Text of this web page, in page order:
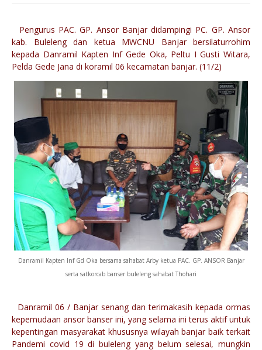
Pengurus PAC. GP. Ansor Banjar didampingi PC. GP. Ansor
kab. Buleleng dan ketua MWCNU Banjar bersilaturrohim
kepada Danramil Kapten Inf Gede Oka, Peltu I Gusti Witara,
Pelda Gede Jana di koramil 06 kecamatan banjar. (11/2)
Danramil Kapten Inf Gd Oka bersama sahabat Arby ketua PAC. GP. ANSOR Banjar
serta satkorcab banser buleleng sahabat Thohari
Danramil 06 / Banjar senang dan terimakasih kepada ormas
kepemudaan ansor banser ini, yang selama ini terus aktif untuk
kepentingan masyarakat khususnya wilayah banjar baik terkait
Pandemi covid 19 di buleleng yang belum selesai, mungkin